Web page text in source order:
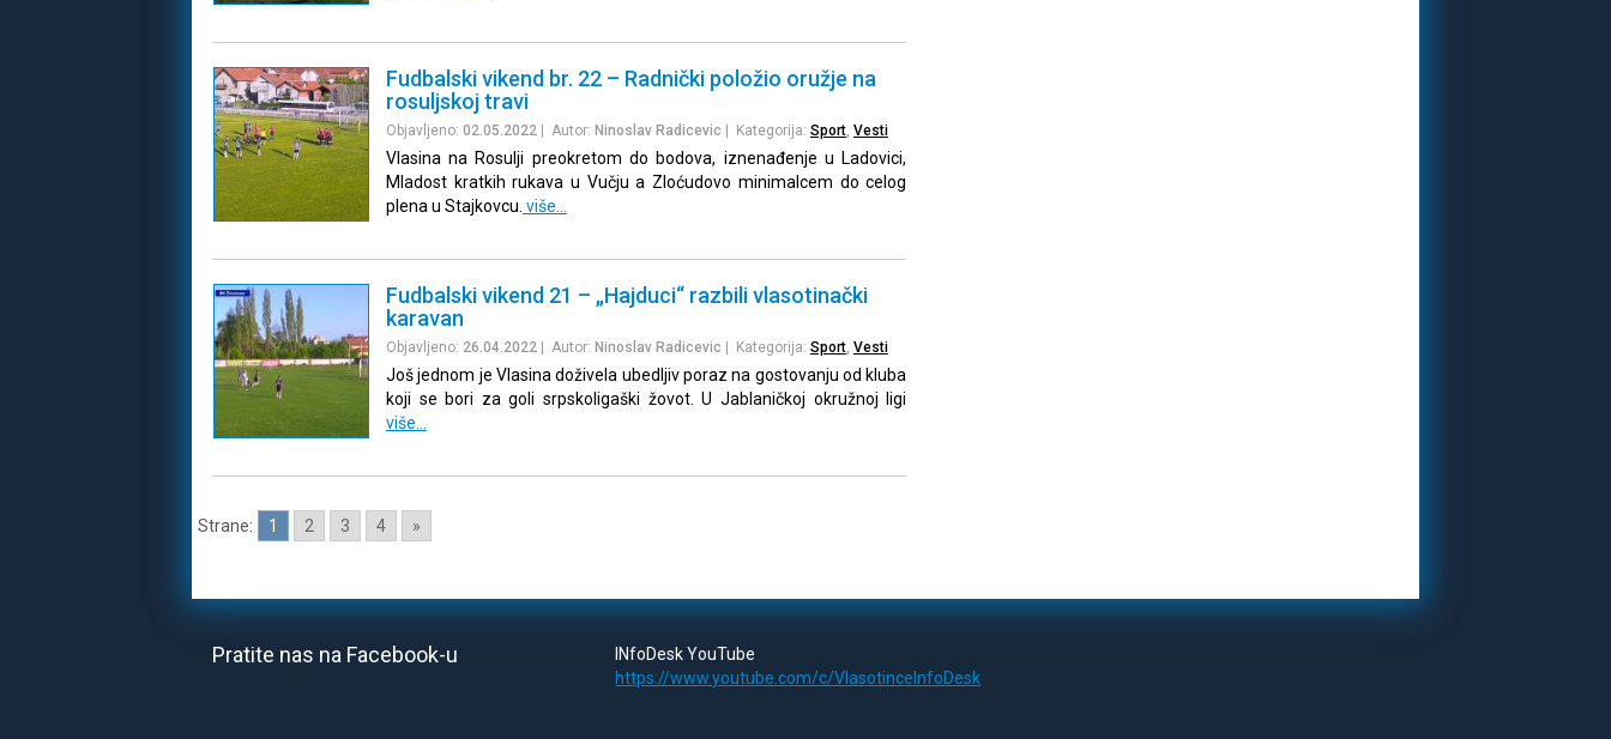
Fudbalski vikend br. 22 – Radnički položio oružje na
rosuljskoj travi
Objavljeno: 02.05.2022 | Autor: Ninoslav Radicevic | Kategorija: Sport, Vesti
Vlasina na Rosulji preokretom do bodova, iznenađenje u Ladovici,
Mladost kratkih rukava u Vučju a Zloćudovo minimalcem do celog
plena u Stajkovcu. više…
Fudbalski vikend 21 – „Hajduci“ razbili vlasotinački
karavan
Objavljeno: 26.04.2022 | Autor: Ninoslav Radicevic | Kategorija: Sport, Vesti
Još jednom je Vlasina doživela ubedljiv poraz na gostovanju od kluba
koji se bori za goli srpskoligaški žovot. U Jablaničkoj okružnoj ligi
više…
Strane: 1 2 3 4 »
Pratite nas na Facebook-u
INfoDesk YouTube
https://www.youtube.com/c/VlasotinceInfoDesk